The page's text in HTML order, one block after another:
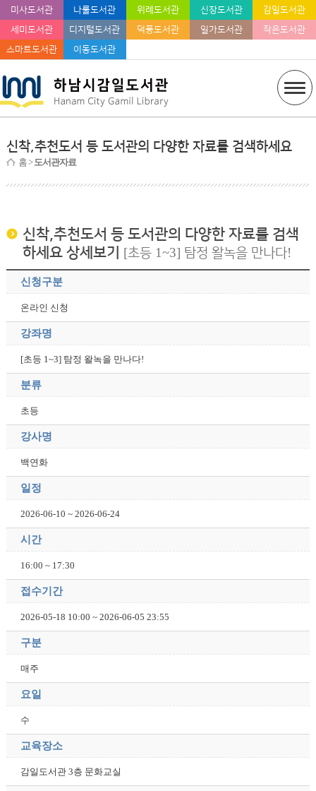
미사도서관 나룰도서관 위례도서관 신장도서관
감일도서관
세미도서관
디지털도서관 덕풍도서관 일가도서관
작은도서관
스마트도서관
이동도서관
신착,추천도서 등 도서관의 다양한 자료를 검색하세요
홈>도서관자료
신착,추천도서 등 도서관의 다양한 자료를 검색
하세요 상세보기
[초등 1~3] 탐정 왈녹을 만나다!
신청구분
온라인 신청
강좌명
[초등 1~3] 탐정 왈녹을 만나다!
분류
초등
강사명
백연화
일정
2026-06-10 ~ 2026-06-24
시간
16:00 ~ 17:30
접수기간
2026-05-18 10:00 ~ 2026-06-05 23:55
구분
매주
요일
수
교육장소
감일도서관 3층 문화교실